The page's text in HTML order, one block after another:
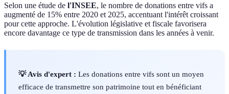
Selon une étude de l'INSEE, le nombre de donations entre vifs a
augmenté de 15% entre 2020 et 2025, accentuant l'intérêt croissant
pour cette approche. L'évolution législative et fiscale favorisera
encore davantage ce type de transmission dans les années à venir.
💡 Avis d'expert : Les donations entre vifs sont un moyen
efficace de transmettre son patrimoine tout en bénéficiant